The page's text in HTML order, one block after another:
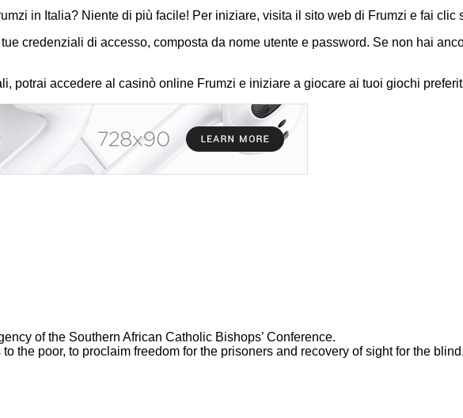
in Italia? Niente di più facile! Per iniziare, visita il sito web di Frumzi e fai clic
credenziali di accesso, composta da nome utente e password. Se non hai
potrai accedere al casinò online Frumzi e iniziare a giocare ai tuoi giochi
of the Southern African Catholic Bishops’ Conference.
the poor, to proclaim freedom for the prisoners and recovery of sight for the